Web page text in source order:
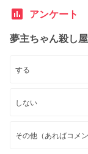
poll アンケート
夢主ちゃん殺し
する
しない
その他（あればコメン